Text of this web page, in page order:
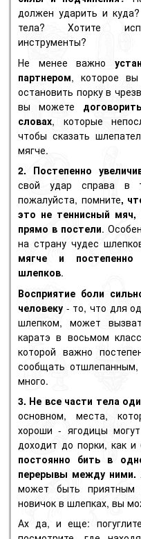
должен ударить и
тела? Хотите
инструменты?
Не менее важно
партнером, которое вы
остановить порку в
вы можете
словах, которые
чтобы сказать
мягче.
2. Постепенно
свой удар справа в
пожалуйста, помните,
это не теннисный
прямо в постели.
на страну чудес
мягче и постепенно
шлепков.
Восприятие боли
человеку - то, что для
шлепком, может
каратэ в восьмом
которой важно
сообщать
много.
3. Не все части тела
основном, места,
хороши - ягодицы
доходит до порки, как и
постоянно бить в
перерывы между ними.
может быть приятным
новичок в шлепках, вы
Ах да, и еще: